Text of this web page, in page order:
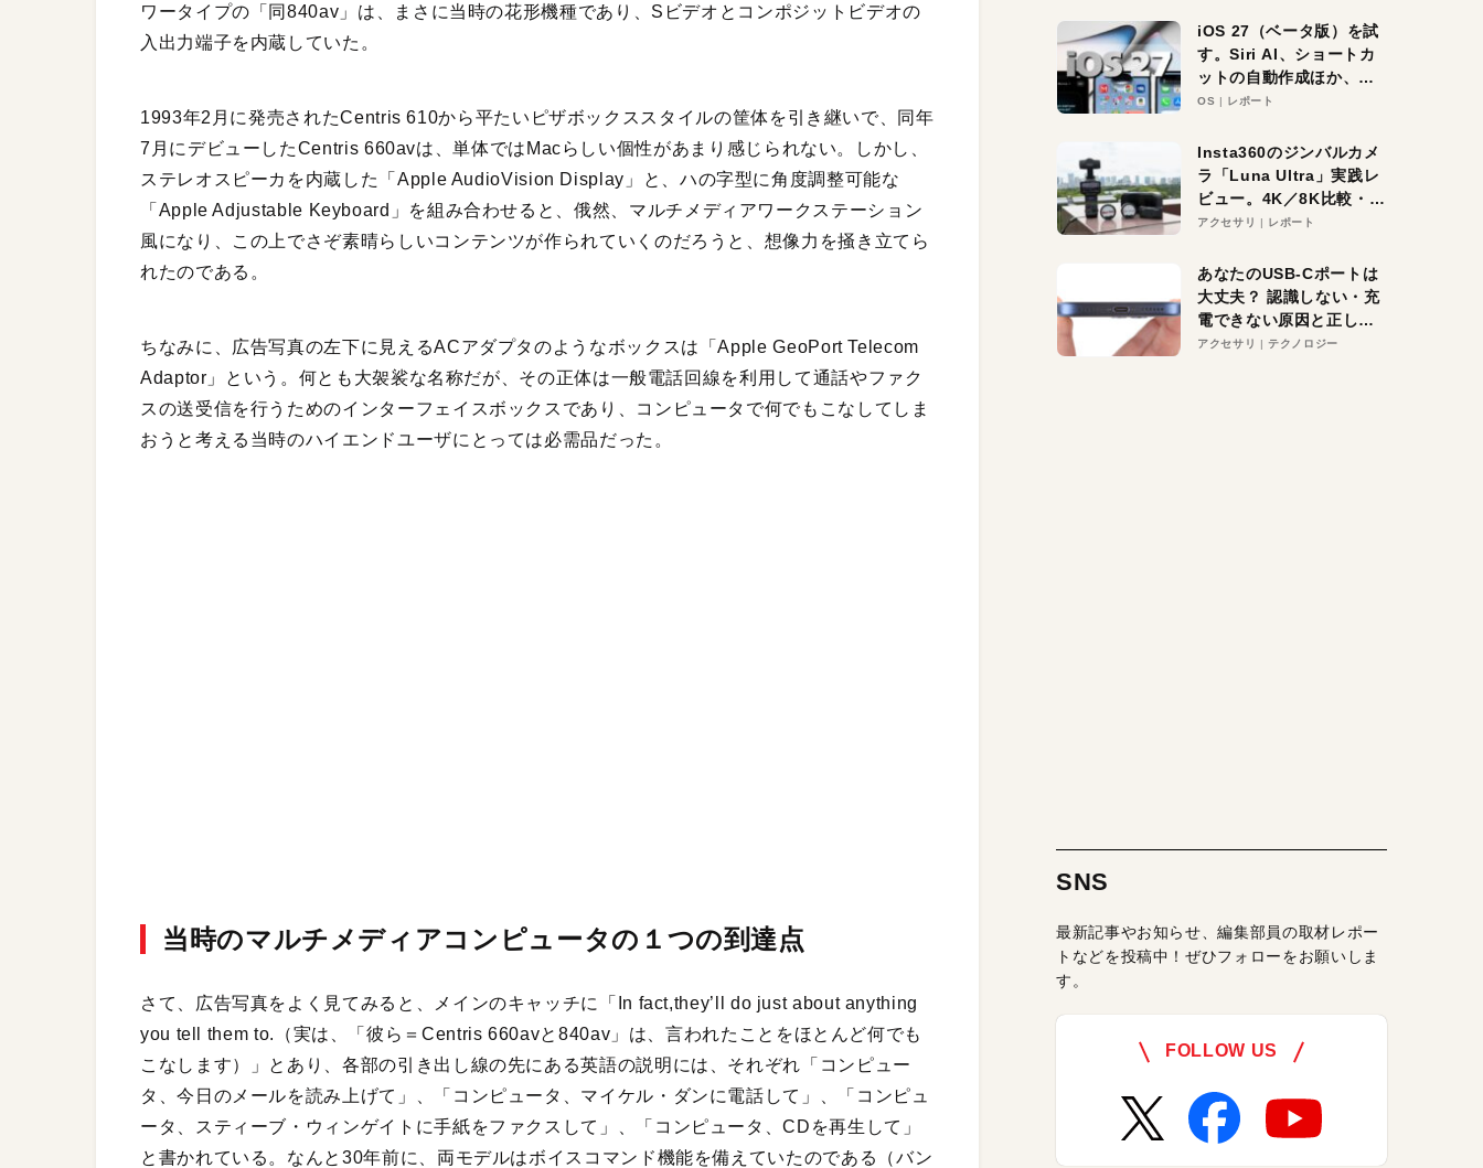
ワータイプの「同840av」は、まさに当時の花形機種であり、Sビデオとコンポジットビデオの
入出力端子を内蔵していた。
1993年2月に発売されたCentris 610から平たいピザボックススタイルの筐体を引き継いで、同年
7月にデビューしたCentris 660avは、単体ではMacらしい個性があまり感じられない。しかし、
ステレオスピーカを内蔵した「Apple AudioVision Display」と、ハの字型に角度調整可能な
「Apple Adjustable Keyboard」を組み合わせると、俄然、マルチメディアワークステーション
風になり、この上でさぞ素晴らしいコンテンツが作られていくのだろうと、想像力を掻き立てら
れたのである。
ちなみに、広告写真の左下に見えるACアダプタのようなボックスは「Apple GeoPort Telecom
Adaptor」という。何とも大袈裟な名称だが、その正体は一般電話回線を利用して通話やファク
スの送受信を行うためのインターフェイスボックスであり、コンピュータで何でもこなしてしま
おうと考える当時のハイエンドユーザにとっては必需品だった。
当時のマルチメディアコンピュータの１つの到達点
さて、広告写真をよく見てみると、メインのキャッチに「In fact,they’ll do just about anything
you tell them to.（実は、「彼ら＝Centris 660avと840av」は、言われたことをほとんど何でも
こなします）」とあり、各部の引き出し線の先にある英語の説明には、それぞれ「コンピュー
タ、今日のメールを読み上げて」、「コンピュータ、マイケル・ダンに電話して」、「コンピュ
ータ、スティーブ・ウィンゲイトに手紙をファクスして」、「コンピュータ、CDを再生して」
と書かれている。なんと30年前に、両モデルはボイスコマンド機能を備えていたのである（バン
iOS 27（ベータ版）を試
す。Siri AI、ショートカ
ットの自動作成ほか、期
待大の便利機能5選。
る未来はすぐそこ！
OS レポート
Insta360のジンバルカメ
ラ「Luna Ultra」実践レ
ビュー。4K／8K比較・ズ
ーム・夜間撮影をチェッ
アクセサリ レポート
あなたのUSB-Cポートは
大丈夫？ 認識しない・充
電できない原因と正しい
対策
アクセサリ テクノロジー
SNS
最新記事やお知らせ、編集部員の取材レポー
トなどを投稿中！ぜひフォローをお願いしま
す。
FOLLOW US